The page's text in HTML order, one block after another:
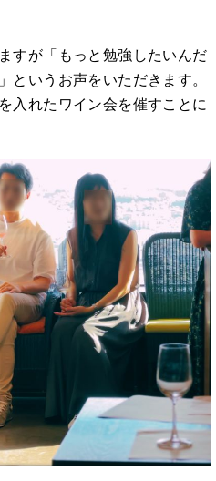
すが「もっと勉強したいんだ
いうお声をいただきます。
入れたワイン会を催すことに